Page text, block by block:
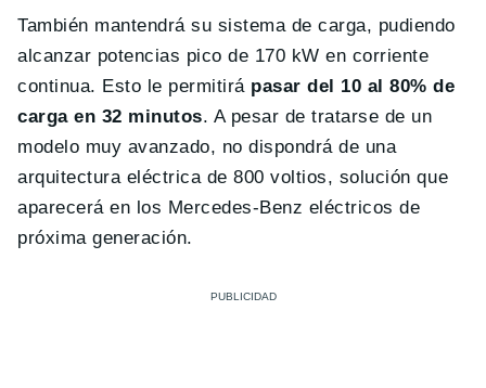
También mantendrá su sistema de carga, pudiendo
alcanzar potencias pico de 170 kW en corriente
continua. Esto le permitirá pasar del 10 al 80% de
carga en 32 minutos. A pesar de tratarse de un
modelo muy avanzado, no dispondrá de una
arquitectura eléctrica de 800 voltios, solución que
aparecerá en los Mercedes-Benz eléctricos de
próxima generación.